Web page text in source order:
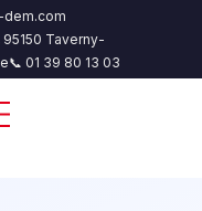
dem.com
Taverny-
📞 01 39 80 13 03